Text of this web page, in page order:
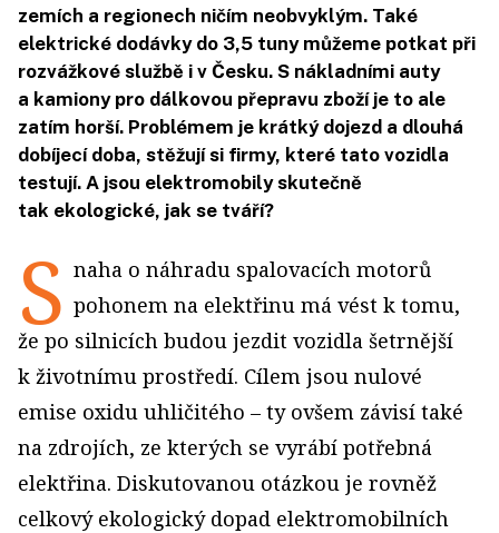
zemích a regionech ničím neobvyklým. Také
elektrické dodávky do 3,5 tuny můžeme potkat při
rozvážkové službě i v Česku. S nákladními auty
a kamiony pro dálkovou přepravu zboží je to ale
zatím horší. Problémem je krátký dojezd a dlouhá
dobíjecí doba, stěžují si firmy, které tato vozidla
testují. A jsou elektromobily skutečně
tak ekologické, jak se tváří?
S naha o náhradu spalovacích motorů
pohonem na elektřinu má vést k tomu,
že po silnicích budou jezdit vozidla šetrnější
k životnímu prostředí. Cílem jsou nulové
emise oxidu uhličitého – ty ovšem závisí také
na zdrojích, ze kterých se vyrábí potřebná
elektřina. Diskutovanou otázkou je rovněž
celkový ekologický dopad elektromobilních